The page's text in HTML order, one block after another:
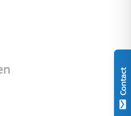
Contact